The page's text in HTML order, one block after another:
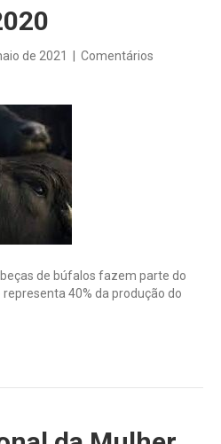
de 2021
Comentários
de búfalos fazem parte do
40% da produção do